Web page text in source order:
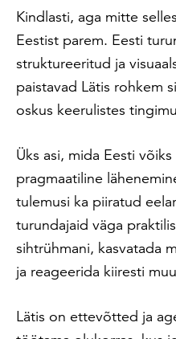
Kindlasti, aga mitte
Eestist parem. Eesti
struktureeritud ja
paistavad Lätis rohkem
oskus keerulistes
Üks asi, mida Eesti
pragmaatiline
tulemusi ka piiratud
turundajaid väga
sihtrühmani, kasvatada
ja reageerida kiiresti
Lätis on ettevõtted ja